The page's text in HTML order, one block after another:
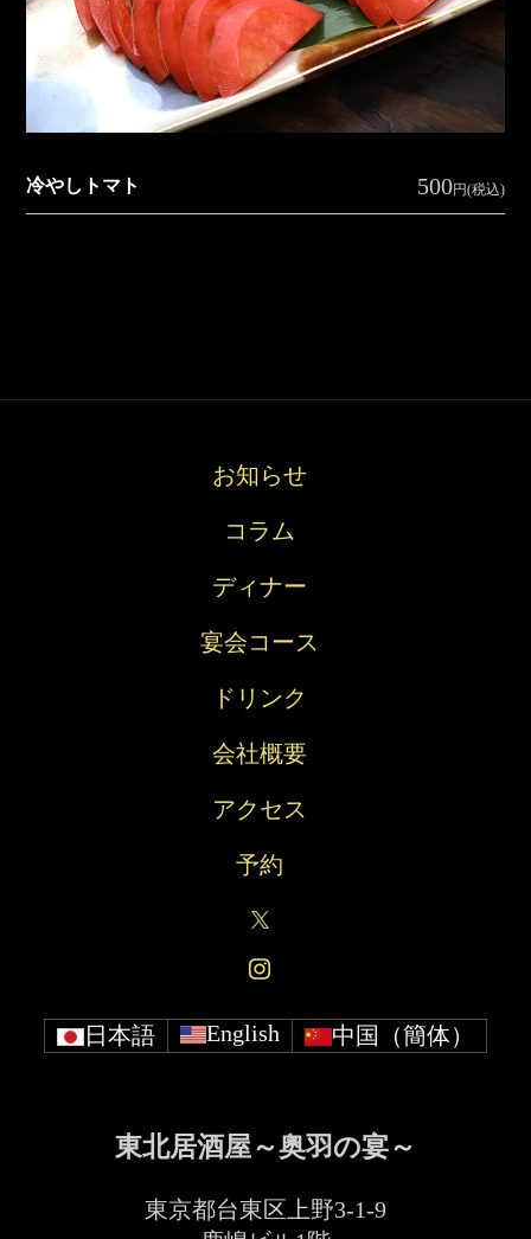
冷やしトマト 500円(税込)
お知らせ
コラム
ディナー
宴会コース
ドリンク
会社概要
アクセス
予約
日本語 English 中国（簡体）
東北居酒屋～奥羽の宴～
東京都台東区上野3-1-9